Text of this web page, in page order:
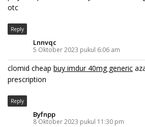
otc
Reply
Lnnvqc
5 Oktober 2023 pukul 6:06 am
clomid cheap buy imdur 40mg generic
prescription
Reply
Byfnpp
8 Oktober 2023 pukul 11:30 pm